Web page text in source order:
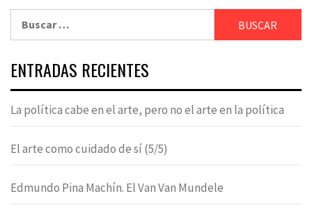
ENTRADAS RECIENTES
La política cabe en el arte, pero no el arte en la política
El arte como cuidado de sí (5/5)
Edmundo Pina Machín. El Van Van Mundele